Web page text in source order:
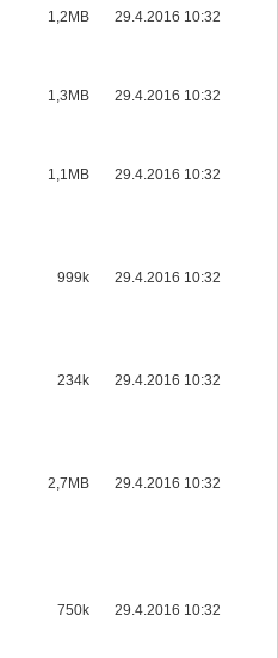
1,2MB 29.4.2016 10:32
1,3MB 29.4.2016 10:32
1,1MB 29.4.2016 10:32
999k 29.4.2016 10:32
234k 29.4.2016 10:32
2,7MB 29.4.2016 10:32
750k 29.4.2016 10:32